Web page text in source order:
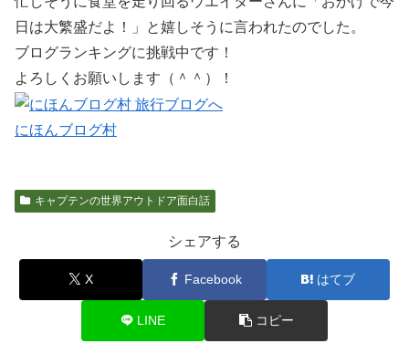
日は大繁盛だよ！」と嬉しそうに言われたのでした。
ブログランキングに挑戦中です！
よろしくお願いします（＾＾）！
にほんブログ村
キャプテンの世界アウトドア面白話
シェアする
X Facebook はてブ
LINE コピー